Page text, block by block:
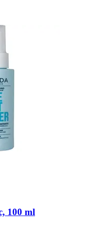
100 ml